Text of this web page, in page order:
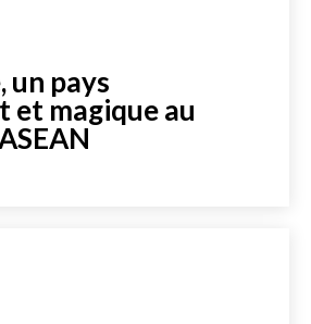
un pays
et magique au